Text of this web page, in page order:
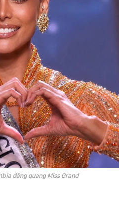
đăng quang Miss Grand